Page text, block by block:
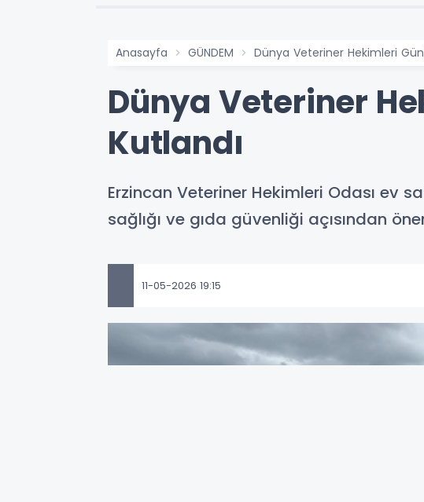
Anasayfa GÜNDEM Dünya Veteriner Hekimleri
Dünya Veteriner
Kutlandı
Erzincan Veteriner Hekimleri Odası ev
sağlığı ve gıda güvenliği açısından
11-05-2026 19:15